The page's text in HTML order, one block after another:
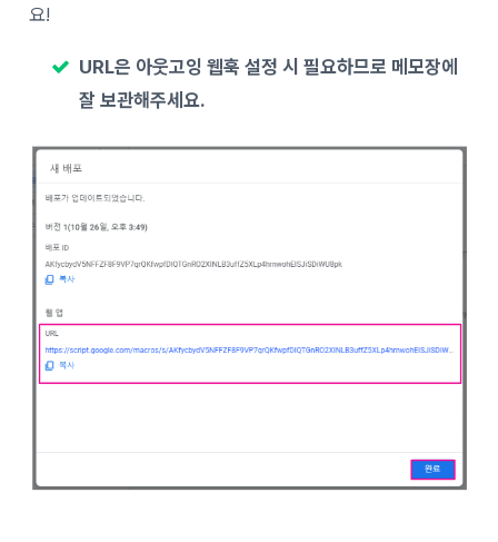
요!
URL은 아웃고잉 웹훅 설정 시 필요하므로 메모장에
잘 보관해주세요.